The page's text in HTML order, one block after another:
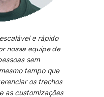
e rápido
nossa equipe de
sem
tempo que
os trechos
as customizações